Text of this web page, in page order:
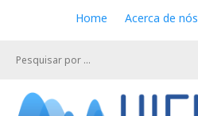
Home Acerca de nós